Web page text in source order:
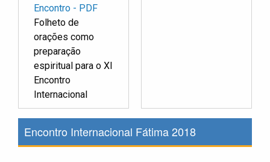
Encontro - PDF
Folheto de
orações como
preparação
espiritual para o XI
Encontro
Internacional
Encontro Internacional Fátima 2018